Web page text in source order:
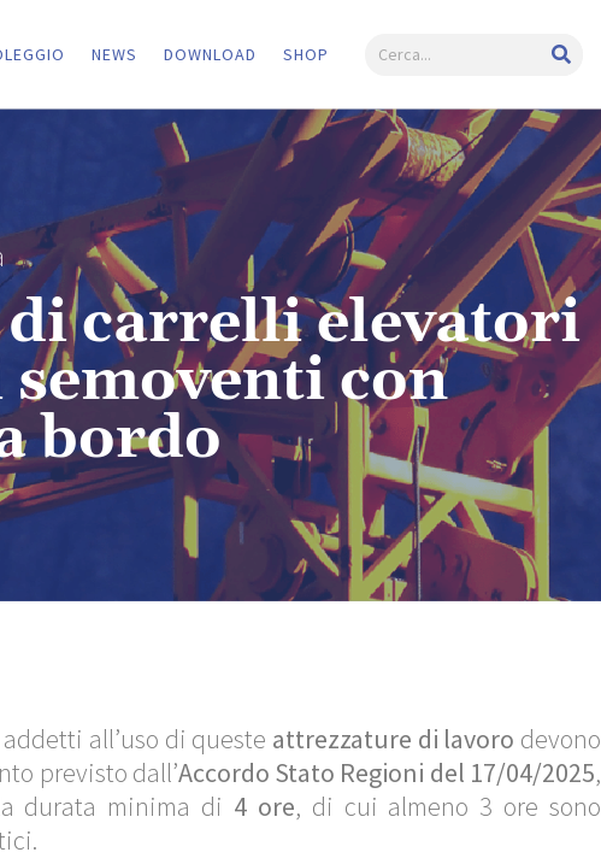
NEWS DOWNLOAD SHOP
carrelli elevatori
con
bordo
all’uso di queste attrezzature di lavoro devono
previsto dall’Accordo Stato Regioni del 17/04/2025,
durata minima di 4 ore, di cui almeno 3 ore sono